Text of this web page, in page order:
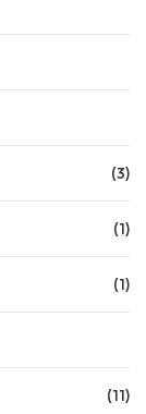
(3)
(1)
(1)
(11)